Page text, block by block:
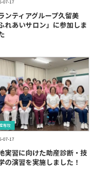
07-17
ンティアグループ久留美
ふれあいサロン」に参加しま
07-17
専攻
実習に向けた助産診断・技
の演習を実施しました！